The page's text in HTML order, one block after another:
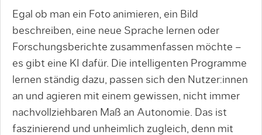
Egal ob man ein Foto animieren, ein Bild
beschreiben, eine neue Sprache lernen oder
Forschungsberichte zusammenfassen möchte –
es gibt eine KI dafür. Die intel­ligenten Programme
lernen ständig dazu, passen sich den Nutzer:innen
an und agieren mit einem gewissen, nicht immer
nachvollziehbaren Maß an Autonomie. Das ist
faszinierend und unheimlich zugleich, denn mit